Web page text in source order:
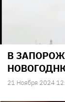
В
21 Ноября 2024